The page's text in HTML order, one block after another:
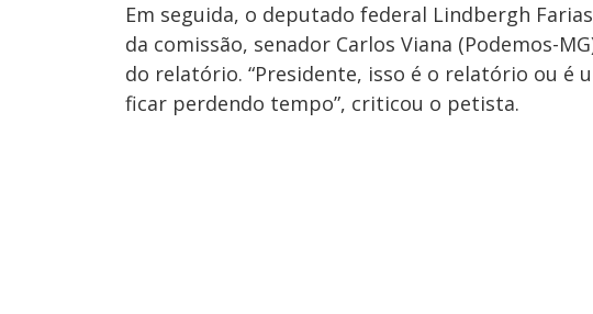
Em seguida, o deputado federal Lindbergh
da comissão, senador Carlos Viana (Podemos-
do relatório. “Presidente, isso é o relatório ou é
ficar perdendo tempo”, criticou o petista.